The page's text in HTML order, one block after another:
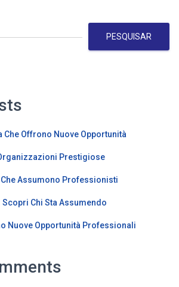
PESQUISAR
Che Offrono Nuove Opportunità
Prestigiose
Assumono Professionisti
Chi Sta Assumendo
Nuove Opportunità Professionali